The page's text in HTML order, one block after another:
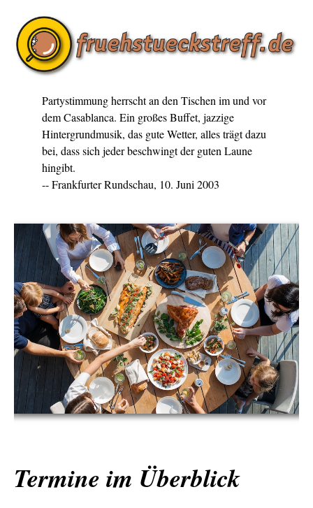
Partystimmung herrscht an den Tischen im und vor
dem Casablanca. Ein großes Buffet, jazzige
Hintergrundmusik, das gute Wetter, alles trägt dazu
bei, dass sich jeder beschwingt der guten Laune
hingibt.
-- Frankfurter Rundschau, 10. Juni 2003
Termine im Überblick